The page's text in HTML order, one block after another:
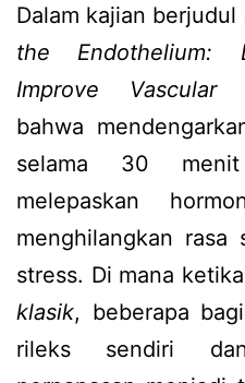
Dalam kajian berjudul
the Endothelium:
Improve
bahwa
selama 30
melepaskan
menghilangkan rasa
stress. Di mana
klasik, beberapa
rileks sendiri